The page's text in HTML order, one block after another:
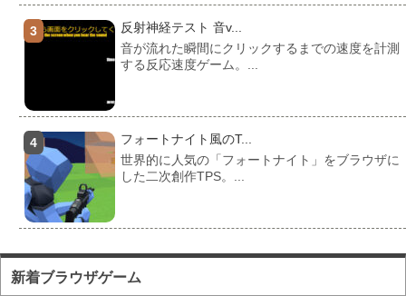
反射神経テスト 音v...
音が流れた瞬間にクリックするまでの速度を計測
する反応速度ゲーム。...
フォートナイト風のT...
世界的に人気の「フォートナイト」をブラウザに
した二次創作TPS。...
フォートナイト風のマ...
対人ゲームとしてかなり人気の高い「フォートナ
イト」をブラウザで遊...
新着ブラウザゲーム